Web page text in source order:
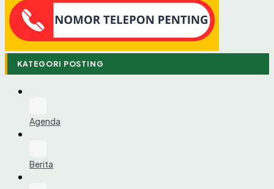
KATEGORI POSTING
Agenda
Berita